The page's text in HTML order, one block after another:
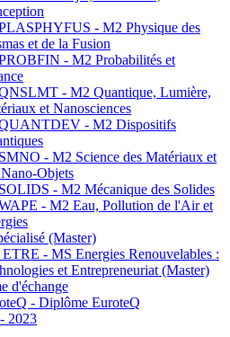
- M2 Physique des
et de la Fusion
- M2 Probabilités et
- M2 Quantique, Lumière,
et Nanosciences
- M2 Dispositifs
- M2 Science des Matériaux et
Objets
- M2 Mécanique des Solides
- M2 Eau, Pollution de l'Air et
(Master)
- MS Energies Renouvelables :
et Entrepreneuriat (Master)
d'échange
- Diplôme EuroteQ
2023